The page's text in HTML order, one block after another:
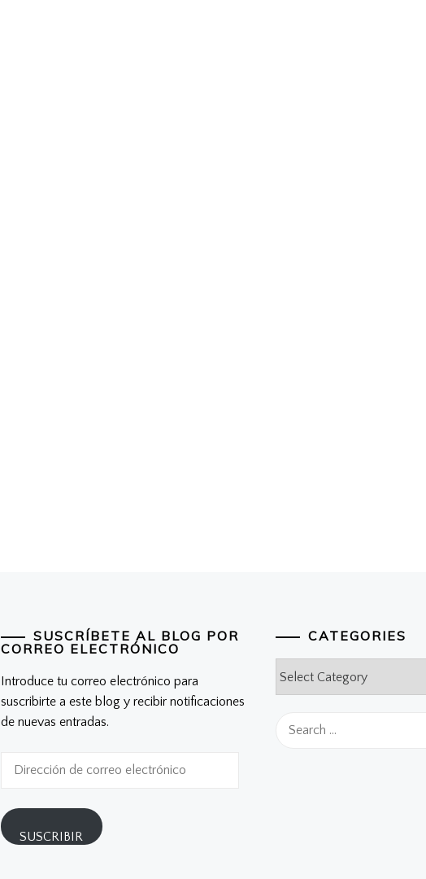
SUSCRÍBETE AL BLOG POR
CORREO ELECTRÓNICO
Introduce tu correo electrónico para
suscribirte a este blog y recibir notificaciones
de nuevas entradas.
electrónico
SUSCRIBIR
CATEGORIES
for: